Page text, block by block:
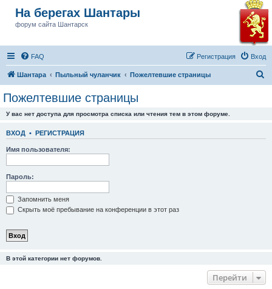
На берегах Шантары
форум сайта Шантарск
FAQ Вход
Регистрация
Шантара Пыльный чуланчик Пожелтевшие страницы
Пожелтевшие страницы
У вас нет доступа для просмотра списка или чтения тем в этом форуме.
ВХОД • РЕГИСТРАЦИЯ
Имя пользователя:
Пароль:
Запомнить меня
Скрыть моё пребывание на конференции в этот раз
В этой категории нет форумов.
Перейти